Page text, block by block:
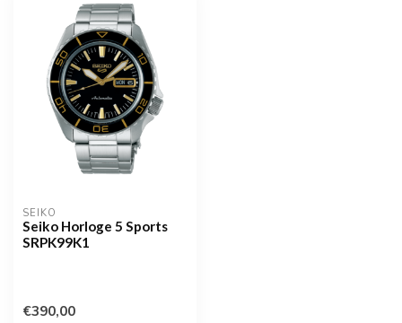
SEIKO
Seiko Horloge 5 Sports
SRPK99K1
€390,00